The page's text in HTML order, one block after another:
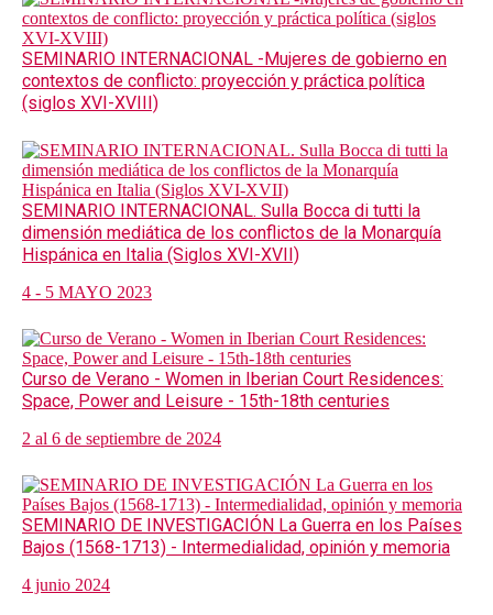
SEMINARIO INTERNACIONAL -Mujeres de gobierno en
contextos de conflicto: proyección y práctica política
(siglos XVI-XVIII)
SEMINARIO INTERNACIONAL. Sulla Bocca di tutti la
dimensión mediática de los conflictos de la Monarquía
Hispánica en Italia (Siglos XVI-XVII)
4 - 5 MAYO 2023
Curso de Verano - Women in Iberian Court Residences:
Space, Power and Leisure - 15th-18th centuries
2 al 6 de septiembre de 2024
SEMINARIO DE INVESTIGACIÓN La Guerra en los Países
Bajos (1568-1713) - Intermedialidad, opinión y memoria
4 junio 2024